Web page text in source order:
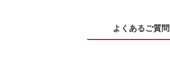
よくあるご質問